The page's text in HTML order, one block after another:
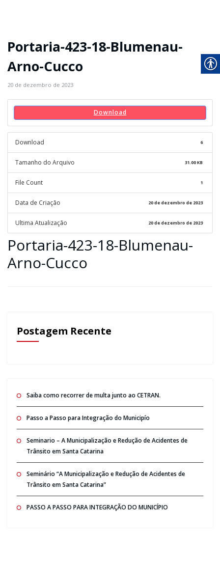
Portaria-423-18-Blumenau-
Arno-Cucco
20 de dezembro de 2023
Download
Download 6
Tamanho do Arquivo 31.00 KB
File Count 1
Data de Criação 20 de dezembro de 2023
Ultima Atualização 20 de dezembro de 2023
Portaria-423-18-Blumenau-
Arno-Cucco
Postagem Recente
Saiba como recorrer de multa junto ao CETRAN.
Passo a Passo para Integração do Municipío
Seminario – A Municipalização e Redução de Acidentes de
Trânsito em Santa Catarina
Seminário “A Municipalização e Redução de Acidentes de
Trânsito em Santa Catarina”
PASSO A PASSO PARA INTEGRAÇÃO DO MUNICÍPIO